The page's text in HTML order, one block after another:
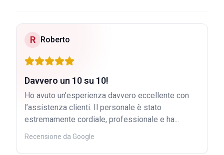
R Roberto
Davvero un 10 su 10!
Ho avuto un’esperienza davvero eccellente con
l’assistenza clienti. Il personale è stato
estremamente cordiale, professionale e ha...
Recensione da Google